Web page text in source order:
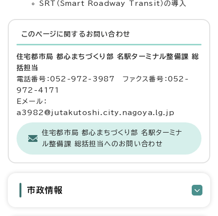
SRT（Smart Roadway Transit）の導入
このページに関する お問い合わせ
住宅都市局 都心まちづくり部 名駅ターミナル整備課 総
括担当
電話番号：052-972-3987 ファクス番号：052-
972-4171
Eメール：
a3982@jutakutoshi.city.nagoya.lg.jp
住宅都市局 都心まちづくり部 名駅ターミナ
ル整備課 総括担当へのお問い合わせ
市政情報